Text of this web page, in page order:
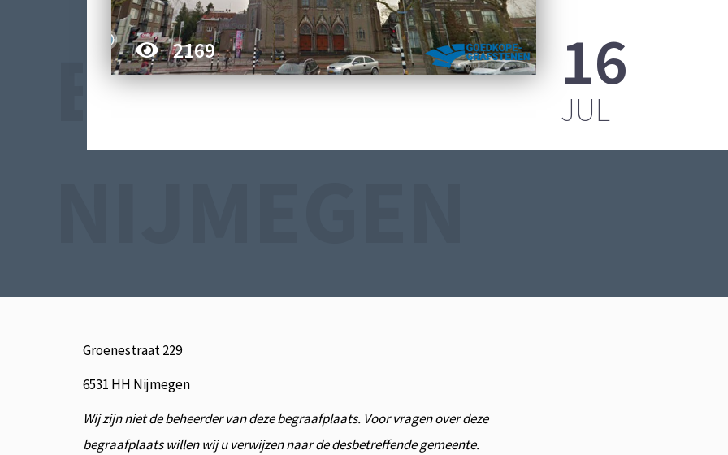
2169 16
JUL
Groenestraat 229
6531 HH Nijmegen
Wij zijn niet de beheerder van deze begraafplaats. Voor vragen over deze
begraafplaats willen wij u verwijzen naar de desbetreffende gemeente.